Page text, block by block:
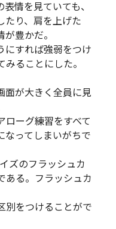
情を見ていても、
たり、肩を上げた
豊かだ。
すれば強弱をつけ
ることにした。
面が大きく全員に見
ーグ練習をすべて
なってしまいがちで
ズのフラッシュカ
ある。フラッシュカ
別をつけることがで